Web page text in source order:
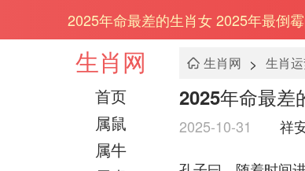
2025年命最差的生肖女 2025年最倒
生肖网
首页
属鼠
属牛
生肖网 > 生肖
2025年命最差
2025-10-31 祥